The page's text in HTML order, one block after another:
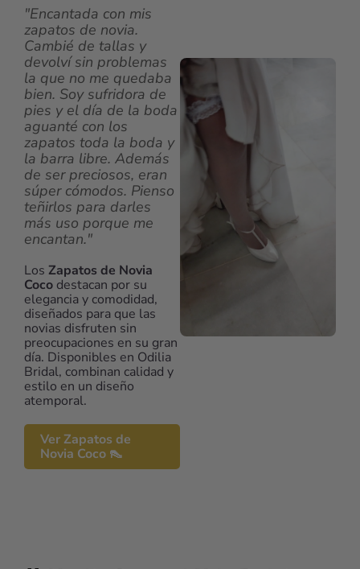
"Encantada con mis
zapatos de novia.
Cambié de tallas y
devolví sin problemas
la que no me quedaba
bien. Soy sufridora de
pies y el día de la boda
aguanté con los
zapatos toda la boda y
la barra libre. Además
de ser preciosos, eran
súper cómodos. Pienso
teñirlos para darles
más uso porque me
encantan."
Los Zapatos de Novia
Coco destacan por su
elegancia y comodidad,
diseñados para que las
novias disfruten sin
preocupaciones en su gran
día. Disponibles en Odilia
Bridal, combinan calidad y
estilo en un diseño
atemporal.
Ver Zapatos de
Novia Coco 👠